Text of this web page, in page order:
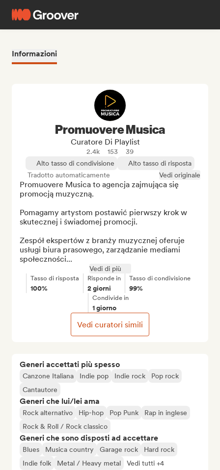
Informazioni
Generi accettati più spesso
Canzone Italiana Indie pop Indie rock
Pop rock
Cantautore
Generi che lui/lei ama
Rock alternativo Hip-hop Pop Punk
Rap in inglese
Rock & Roll / Rock classico
Generi che sono disposti ad accettare
Blues Musica country Garage rock
Hard rock
Indie folk
Metal / Heavy metal Vedi tutti +4
Promuovere Musica
Curatore Di Playlist
2.4k 153
39
Alto tasso di condivisione
Alto tasso di risposta
Tradotto automaticamente
Vedi originale
Promuovere Musica to agencja zajmująca się
promocją muzyczną.
Pomagamy artystom postawić pierwszy krok w
skutecznej i świadomej promocji.
Zespół ekspertów z branży muzycznej oferuje
usługi biura prasowego, zarządzanie mediami
społeczności...
Vedi di più
Tasso di risposta
100%
Risponde in
2 giorni
Tasso di condivisione
99%
Condivide in
1 giorno
Vedi curatori simili